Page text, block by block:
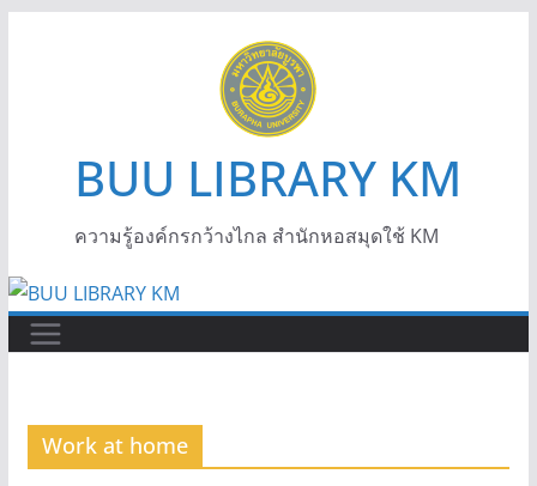
BUU LIBRARY KM
ความรู้องค์กรกว้างไกล สำนักหอสมุดใช้ KM
Work at home